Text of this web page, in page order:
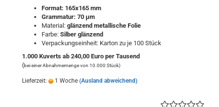
Format: 165x165 mm
Grammatur: 70 μm
Material: glänzend metallische Folie
Farbe: Silber glänzend
Verpackungseinheit: Karton zu je 100 Stück
1.000 Kuverts ab 240,00 Euro per Tausend
(bei einer Abnahmemenge von 10.000 Stück)
Lieferzeit: 1 Woche (Ausland abweichend)